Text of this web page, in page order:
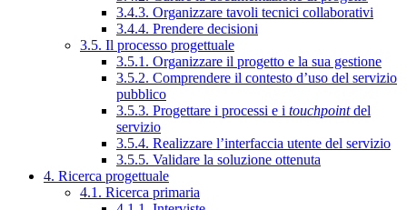
3.4.3. Organizzare tavoli tecnici collaborativi
3.4.4. Prendere decisioni
3.5. Il processo progettuale
3.5.1. Organizzare il progetto e la sua gestione
3.5.2. Comprendere il contesto d’uso del servizio
pubblico
3.5.3. Progettare i processi e i touchpointdel
servizio
3.5.4. Realizzare l’interfaccia utente del servizio
3.5.5. Validare la soluzione ottenuta
4. Ricerca progettuale
4.1. Ricerca primaria